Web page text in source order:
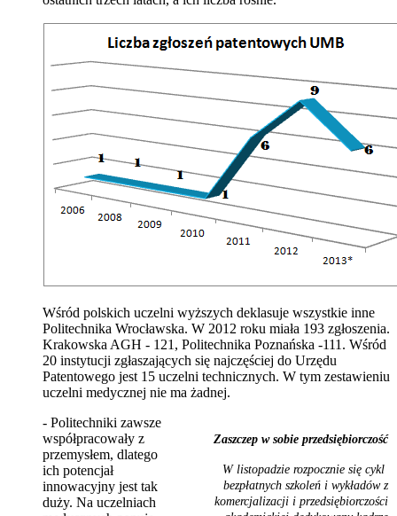
Wśród polskich uczelni wyższych deklasuje wszystkie inne
Politechnika Wrocławska. W 2012 roku miała 193 zgłoszenia.
Krakowska AGH - 121, Politechnika Poznańska -111. Wśród
20 instytucji zgłaszających się najczęściej do Urzędu
Patentowego jest 15 uczelni technicznych. W tym zestawieniu
uczelni medycznej nie ma żadnej.
Zaszczep w sobie przedsiębiorczość
W listopadzie rozpocznie się cykl
bezpłatnych szkoleń i wykładów z
komercjalizacji i przedsiębiorczości
- Politechniki zawsze
współpracowały z
przemysłem, dlatego
ich potencjał
innowacyjny jest tak
duży. Na uczelniach